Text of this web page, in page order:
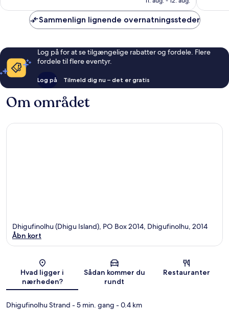
Sammenlign lignende overnatningssteder
Log på for at se tilgængelige rabatter og fordele. Flere
fordele til flere eventyr.
Log på Tilmeld dig nu – det er gratis
Om området
Kort
Dhigufinolhu (Dhigu Island), PO Box 2014, Dhigufinolhu, 2014
Åbn kort
Hvad ligger i
nærheden?
Sådan kommer du
rundt
Restauranter
Dhigufinolhu Strand - 5 min. gang - 0.4 km